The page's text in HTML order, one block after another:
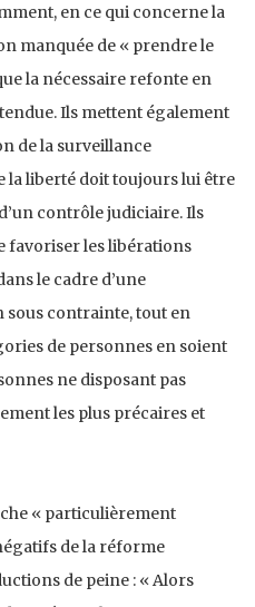
en ce qui concerne la
manquée de « prendre le
la nécessaire refonte en
Ils mettent également
de la surveillance
la liberté doit toujours lui être
contrôle judiciaire. Ils
favoriser les libérations
le cadre d’une
contrainte, tout en
de personnes en soient
ne disposant pas
les plus précaires et
« particulièrement
de la réforme
de peine : « Alors